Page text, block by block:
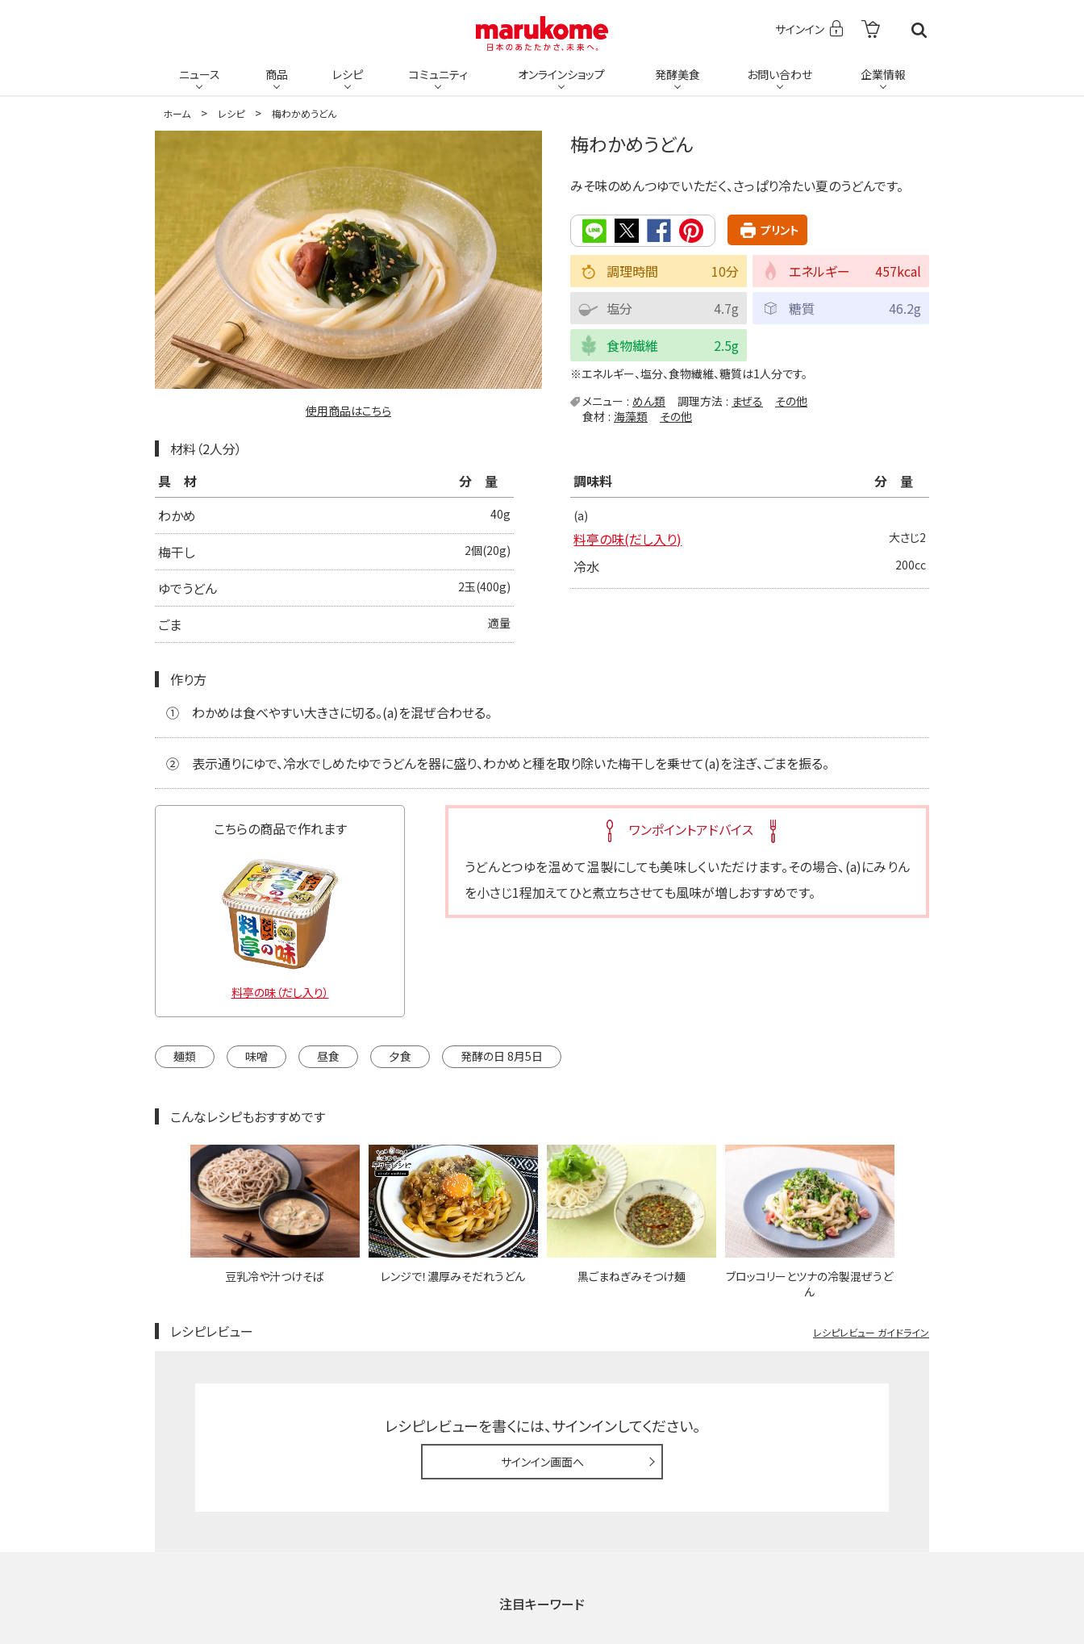
サインイン
ニュース 商品 レシピ コミュニティ オンラインショップ 発酵美食 お問い合わせ 企業情報
ホーム レシピ 梅わかめうどん
使用商品はこちら
梅わかめうどん
みそ味のめんつゆでいただく、さっぱり冷たい夏のうどんです。
プリント
調理時間 10分 エネルギー
457kcal
塩分
4.7g 糖質
46.2g
食物繊維
2.5g
※エネルギー、塩分、食物繊維、糖質は1人分です。
メニュー
めん類 調理方法 まぜる
その他
食材 海藻類 その他
材料（2人分）
具材
分量
わかめ
40g
梅干し 2個(20g)
ゆでうどん 2玉(400g)
ごま 適量
調味料 分量
(a)
料亭の味(だし入り) 大さじ2
冷水 200cc
作り方
①
わかめは食べやすい大きさに切る。(a)を混ぜ合わせる。
② 表示通りにゆで、冷水でしめたゆでうどんを器に盛り、わかめと種を取り除いた梅干しを乗せて(a)を注ぎ、ごまを振る。
ワンポイントアドバイス
うどんとつゆを温めて温製にしても美味しくいただけます。その場合、(a)にみりん
を小さじ1程加えてひと煮立ちさせても風味が増しおすすめです。
こちらの商品で作れます
料亭の味（だし入り）
麺類 味噌 昼食 夕食 発酵の日 8月5日
こんなレシピもおすすめです
豆乳冷や汁つけそば レンジで！濃厚みそだれうどん 黒ごまねぎみそつけ麺
ブロッコリーとツナの冷製混ぜうど
ん
レシピレビュー レシピレビュー ガイドライン
レシピレビューを書くには、サインインしてください。
サインイン画面へ
注目キーワード